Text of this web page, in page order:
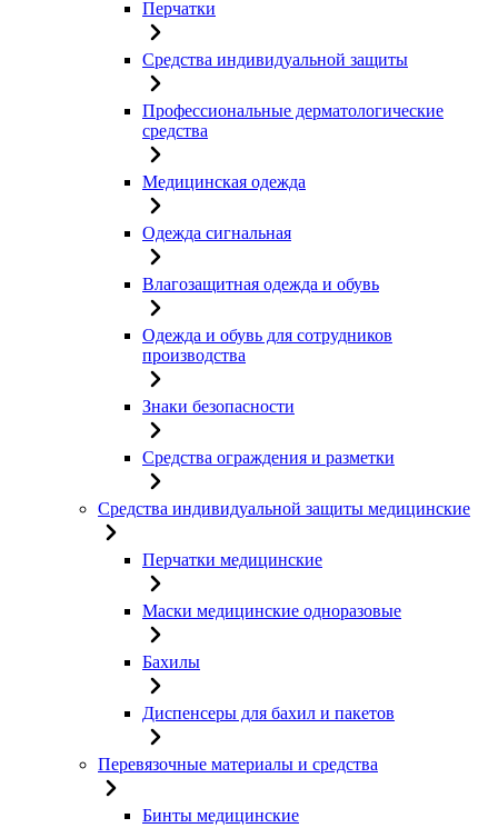
Перчатки
Средства индивидуальной защиты
Профессиональные дерматологические
средства
Медицинская одежда
Одежда сигнальная
Влагозащитная одежда и обувь
Одежда и обувь для сотрудников
производства
Знаки безопасности
Средства ограждения и разметки
Средства индивидуальной защиты медицинские
Перчатки медицинские
Маски медицинские одноразовые
Бахилы
Диспенсеры для бахил и пакетов
Перевязочные материалы и средства
Бинты медицинские